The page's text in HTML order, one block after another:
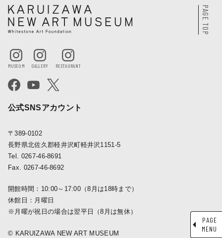
PAGE
MENU
公式SNSアカウント
〒389-0102
長野県北佐久郡軽井沢町軽井沢1151-5
Tel. 0267-46-8691
Fax. 0267-46-8692
開館時間：10:00～17:00（8月は18時まで）
休館日：月曜日
※月曜が祝日の場合は翌平日（8月は無休）
© KARUIZAWA NEW ART MUSEUM
PAGE TOP